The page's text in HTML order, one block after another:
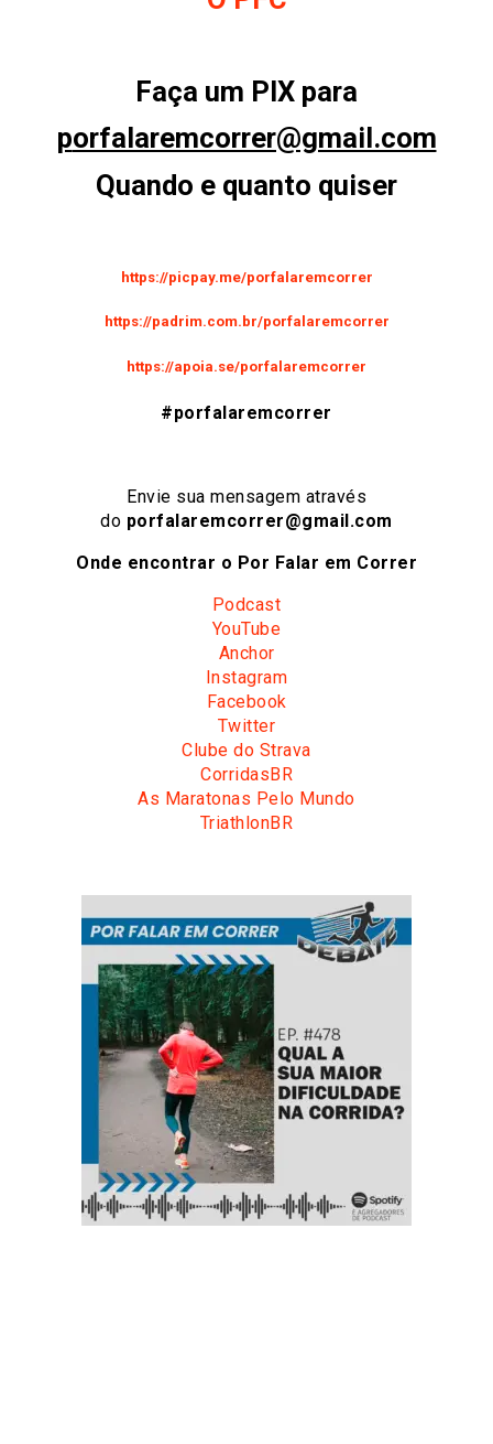
Faça um PIX para
porfalaremcorrer@gmail.com
Quando e quanto quiser
https://picpay.me/porfalaremcorrer
https://padrim.com.br/porfalaremcorrer
https://apoia.se/porfalaremcorrer
#porfalaremcorrer
Envie sua mensagem através
do porfalaremcorrer@gmail.com
Onde encontrar o Por Falar em Correr
Podcast
YouTube
Anchor
Instagram
Facebook
Twitter
Clube do Strava
CorridasBR
As Maratonas Pelo Mundo
TriathlonBR